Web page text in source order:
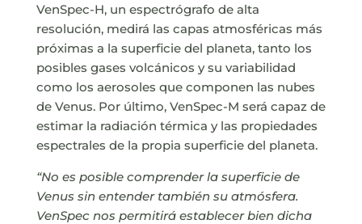
VenSpec-H, un espectrógrafo de alta
resolución, medirá las capas atmosféricas más
próximas a la superficie del planeta, tanto los
posibles gases volcánicos y su variabilidad
como los aerosoles que componen las nubes
de Venus. Por último, VenSpec-M será capaz de
estimar la radiación térmica y las propiedades
espectrales de la propia superficie del planeta.
“No es posible comprender la superficie de
Venus sin entender también su atmósfera.
VenSpec nos permitirá establecer bien dicha